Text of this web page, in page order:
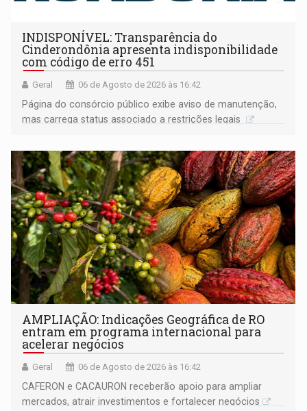
INDISPONÍVEL: Transparência do
Cinderondônia apresenta indisponibilidade
com código de erro 451
Geral 06 de Agosto de 2026 às 16:42
Página do consórcio público exibe aviso de manutenção,
mas carrega status associado a restrições legais
AMPLIAÇÃO: Indicações Geográfica de RO
entram em programa internacional para
acelerar negócios
Geral 06 de Agosto de 2026 às 16:42
CAFERON e CACAURON receberão apoio para ampliar
mercados, atrair investimentos e fortalecer negócios